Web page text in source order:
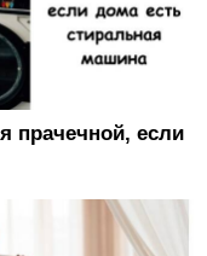
прачечной, если